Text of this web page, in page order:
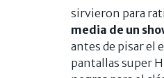
sirvieron para
media de un
antes de pisar el
pantallas super